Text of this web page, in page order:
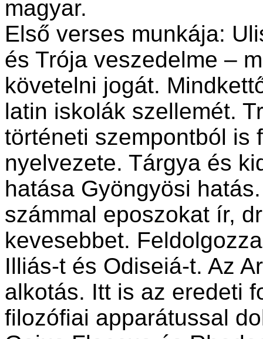
magyar.
Első verses munkája:
és Trója veszedelme –
követelni jogát.
latin iskolák szellemét.
történeti szempontból is
nyelvezete. Tárgya és
hatása Gyöngyösi
számmal eposzokat ír,
kevesebbet.
Illiás-t és Odiseiá-t. Az
alkotás. Itt is az eredeti
filozófiai apparátussal